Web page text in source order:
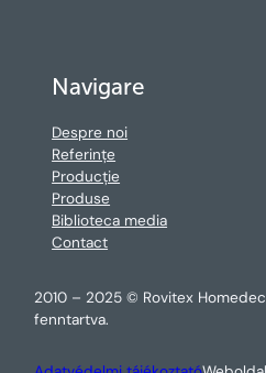
Navigare
Despre noi
Referințe
Producție
Produse
Biblioteca media
Contact
2010 – 2025 © Rovitex
fenntartva.